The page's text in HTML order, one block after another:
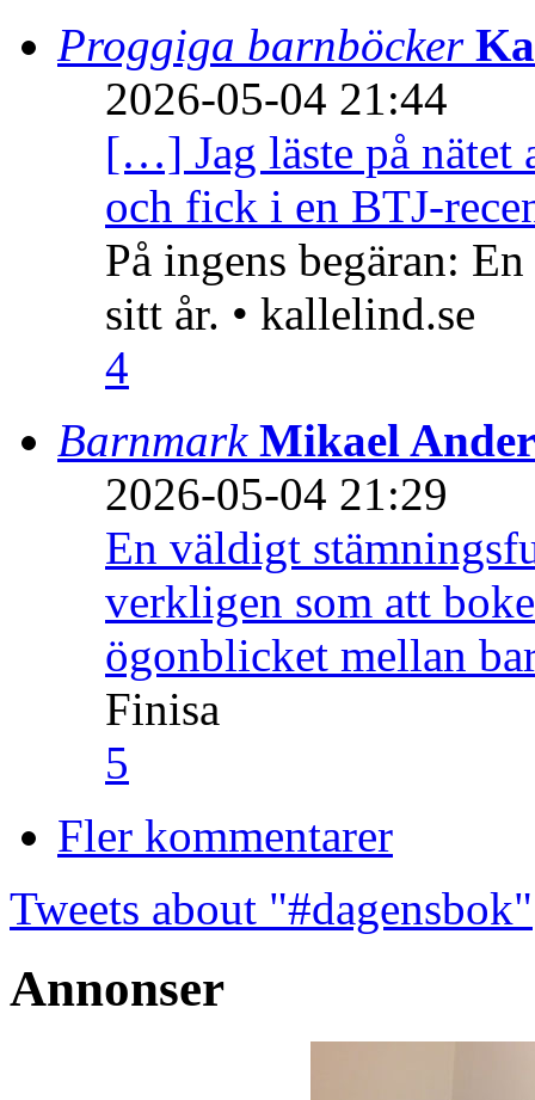
Proggiga barnböcker
2026-05-04 21:44
[…] Jag läste på nätet
och fick i en BTJ-
På ingens begäran:
sitt år. • kallelind.se
4
Barnmark Mikael
2026-05-04 21:29
En väldigt
verkligen som att
ögonblicket mellan
Finisa
5
Fler kommentarer
Tweets about "#dagensbok"
Annonser